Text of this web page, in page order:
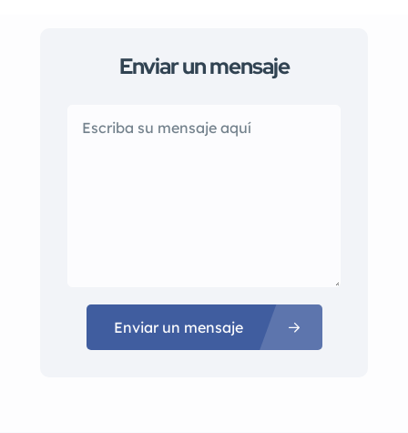
Enviar un mensaje
Enviar un mensaje